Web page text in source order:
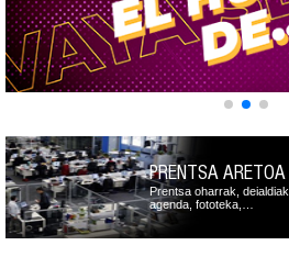
PRENTSA ARETOA
Prentsa oharrak, deialdiak,
agenda, fototeka,…